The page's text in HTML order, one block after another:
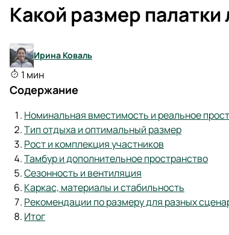
​​Какой размер
Ирина Коваль
1 мин
Содержание
Номинальная вместимость и реальное
Тип отдыха и оптимальный размер
Рост и комплекция участников
Тамбур и дополнительное пространство
Сезонность и вентиляция
Каркас, материалы и стабильность
Рекомендации по размеру для разных
Итог